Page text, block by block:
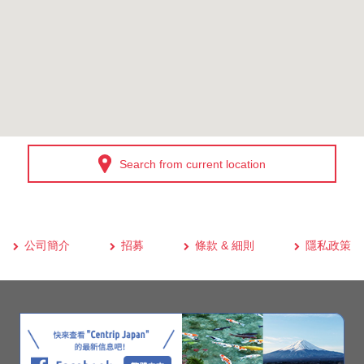
Search from current location
公司簡介 招募 條款 & 細則 隱私政策